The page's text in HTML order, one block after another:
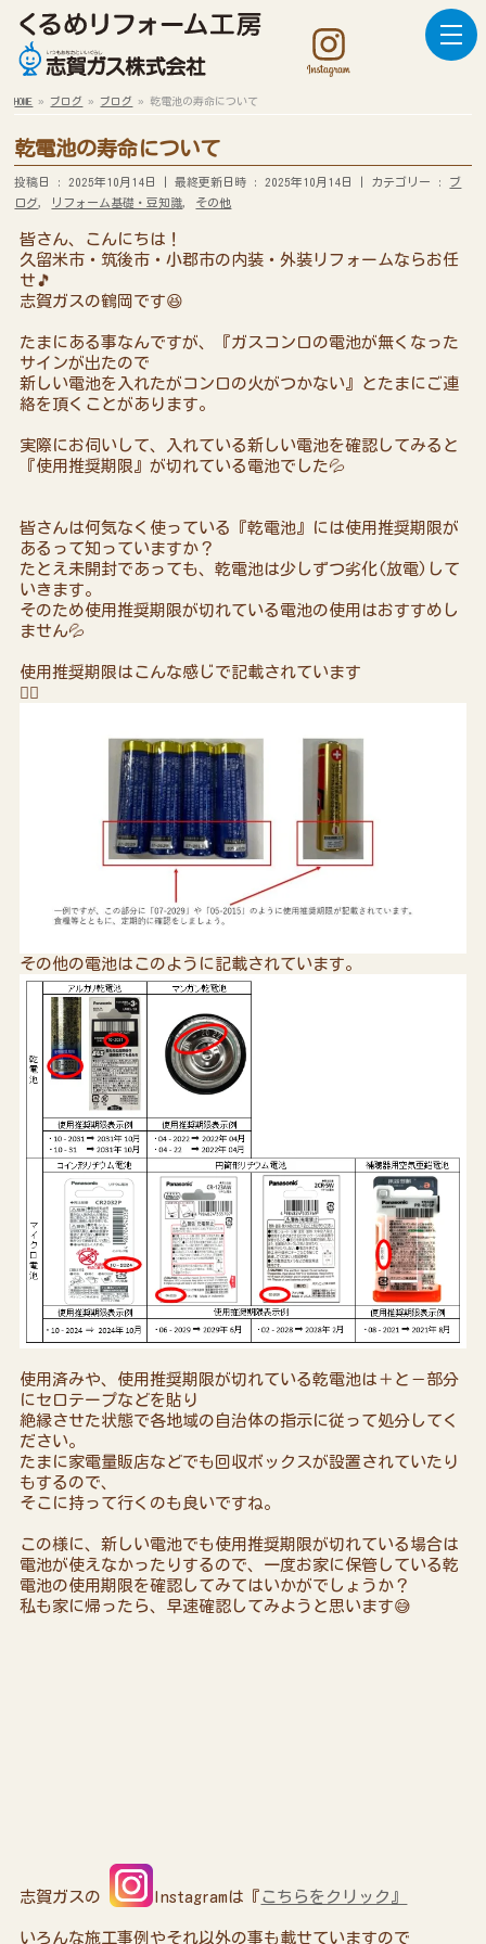
HOME » ブログ » ブログ » 乾電池の寿命について
乾電池の寿命について
投稿日 : 2025年10月14日 最終更新日時 : 2025年10月14日 カテゴリー : ブ
ログ
リフォーム基礎・豆知識 その他
皆さん、こんにちは！
久留米市・筑後市・小郡市の内装・外装リフォームならお任
せ🎵
志賀ガスの鶴岡です😆
たまにある事なんですが、『ガスコンロの電池が無くなった
サインが出たので
新しい電池を入れたがコンロの火がつかない』とたまにご連
絡を頂くことがあります。
実際にお伺いして、入れている新しい電池を確認してみると
『使用推奨期限』が切れている電池でした💦
皆さんは何気なく使っている『乾電池』には使用推奨期限が
あるって知っていますか？
たとえ未開封であっても、乾電池は少しずつ劣化(放電)して
いきます。
そのため使用推奨期限が切れている電池の使用はおすすめし
ません💦
使用推奨期限はこんな感じで記載されています
👇🏻
その他の電池はこのように記載されています。
使用済みや、使用推奨期限が切れている乾電池は＋と－部分
にセロテープなどを貼り
絶縁させた状態で各地域の自治体の指示に従って処分してく
ださい。
たまに家電量販店などでも回収ボックスが設置されていたり
もするので、
そこに持って行くのも良いですね。
この様に、新しい電池でも使用推奨期限が切れている場合は
電池が使えなかったりするので、一度お家に保管している乾
電池の使用期限を確認してみてはいかがでしょうか？
私も家に帰ったら、早速確認してみようと思います😅
志賀ガスの Instagramは『 こちらをクリック』
いろんな施工事例やそれ以外の事も載せていますので